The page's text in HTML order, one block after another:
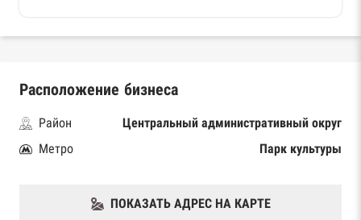
Расположение бизнеса
Район
Центральный административный округ
Метро
Парк культуры
ПОКАЗАТЬ АДРЕС НА КАРТЕ